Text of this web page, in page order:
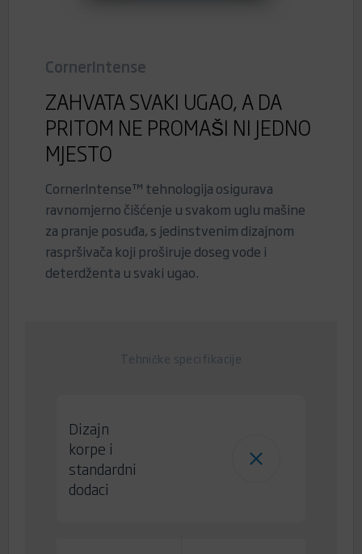
CornerIntense
ZAHVATA SVAKI UGAO, A DA
PRITOM NE PROMAŠI NI JEDNO
MJESTO
CornerIntense™ tehnologija osigurava
ravnomjerno čišćenje u svakom uglu mašine
za pranje posuđa, s jedinstvenim dizajnom
raspršivača koji proširuje doseg vode i
deterdženta u svaki ugao.
Tehničke specifikacije
Dizajn
korpe i
standardni
dodaci